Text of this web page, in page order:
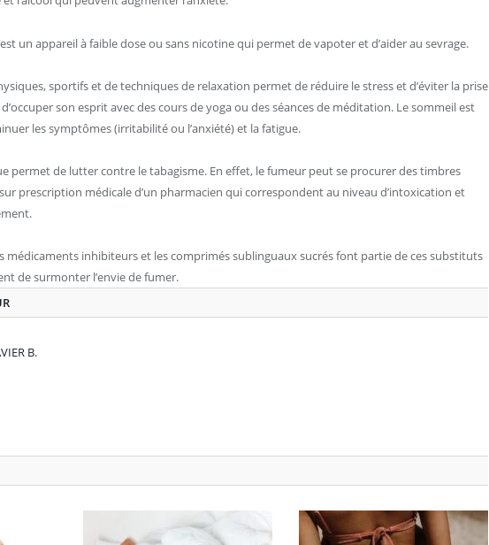
un appareil à faible dose ou sans nicotine qui permet de vapoter et d’aider au sevrage.
sportifs et de techniques de relaxation permet de réduire le stress et d’éviter la prise
son esprit avec des cours de yoga ou des séances de méditation. Le sommeil est
les symptômes (irritabilité ou l’anxiété) et la fatigue.
permet de lutter contre le tabagisme. En effet, le fumeur peut se procurer des timbres
prescription médicale d’un pharmacien qui correspondent au niveau d’intoxication et
médicaments inhibiteurs et les comprimés sublinguaux sucrés font partie de ces substituts
de surmonter l’envie de fumer.
B.